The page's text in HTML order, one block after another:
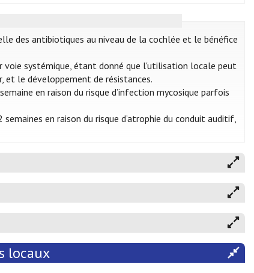
des antibiotiques au niveau de la cochlée et le bénéfice
systémique, étant donné que l'utilisation locale peut
et le développement de résistances.
en raison du risque d’infection mycosique parfois
en raison du risque d’atrophie du conduit auditif,
locaux